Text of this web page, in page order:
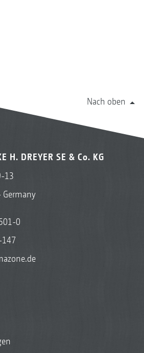
Nach oben
H. DREYER SE & Co. KG
13
Germany
0
147